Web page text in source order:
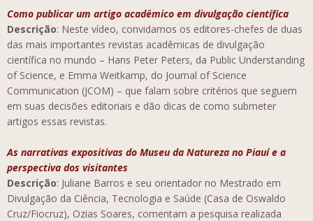
Como publicar um artigo acadêmico em divulgação científica
Descrição: Neste vídeo, convidamos os editores-chefes de duas
das mais importantes revistas acadêmicas de divulgação
científica no mundo – Hans Peter Peters, da Public Understanding
of Science, e Emma Weitkamp, do Journal of Science
Communication (JCOM) – que falam sobre critérios que seguem
em suas decisões editoriais e dão dicas de como submeter
artigos essas revistas.
As narrativas expositivas do Museu da Natureza no Piauí e a
perspectiva dos visitantes
Descrição: Juliane Barros e seu orientador no Mestrado em
Divulgação da Ciência, Tecnologia e Saúde (Casa de Oswaldo
Cruz/Fiocruz), Ozias Soares, comentam a pesquisa realizada